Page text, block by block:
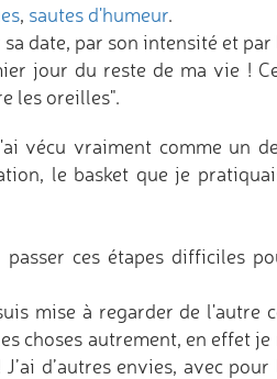
, sautes d'humeur.
date, par son intensité et
jour du reste de ma vie !
les oreilles".
vécu vraiment comme un
le basket que je
ces étapes difficiles
mise à regarder de l'autre
choses autrement, en effet
d’autres envies, avec